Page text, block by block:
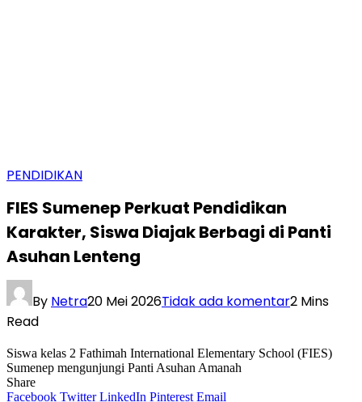
PENDIDIKAN
FIES Sumenep Perkuat Pendidikan
Karakter, Siswa Diajak Berbagi di Panti
Asuhan Lenteng
By Netra20 Mei 2026Tidak ada komentar2 Mins
Read
Siswa kelas 2 Fathimah International Elementary School (FIES)
Sumenep mengunjungi Panti Asuhan Amanah
Share
Facebook Twitter LinkedIn Pinterest Email